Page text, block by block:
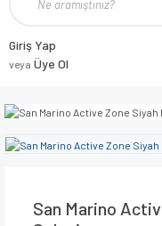
Giriş Yap
veya Üye Ol
San Marino